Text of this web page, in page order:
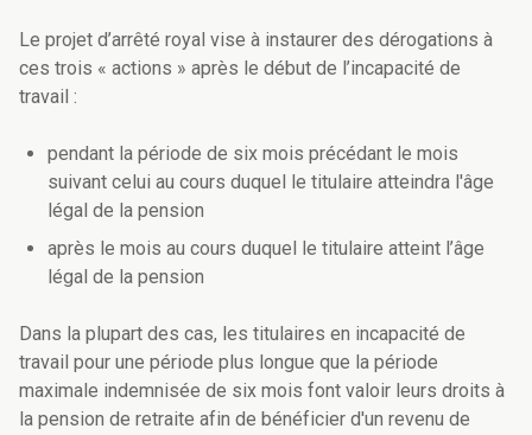
Le projet d’arrêté royal vise à instaurer des dérogations à
ces trois « actions » après le début de l’incapacité de
travail :
pendant la période de six mois précédant le mois
suivant celui au cours duquel le titulaire atteindra l'âge
légal de la pension
après le mois au cours duquel le titulaire atteint l’âge
légal de la pension
Dans la plupart des cas, les titulaires en incapacité de
travail pour une période plus longue que la période
maximale indemnisée de six mois font valoir leurs droits à
la pension de retraite afin de bénéficier d'un revenu de